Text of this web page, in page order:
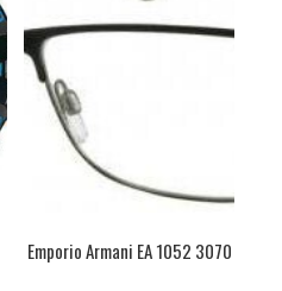
Emporio Armani EA 1052 3070